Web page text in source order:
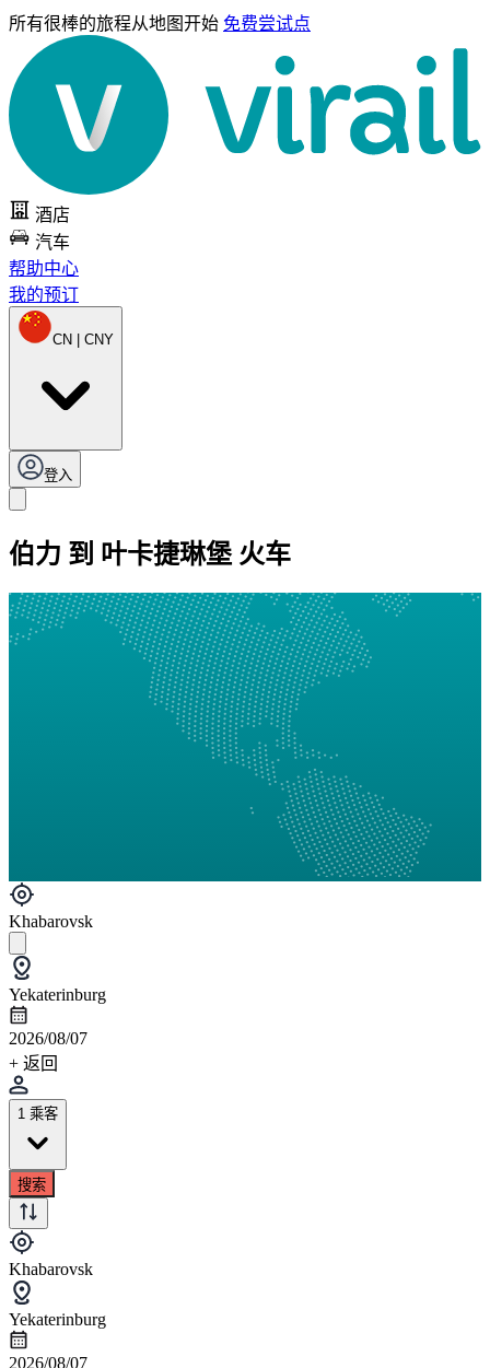
所有很棒的旅程从地图开始 免费尝试点
酒店
汽车
帮助中心
我的预订
CN | CNY
登入
伯力 到 叶卡捷琳堡 火车
Khabarovsk
Yekaterinburg
2026/08/07
+ 返回
1 乘客
搜索
Khabarovsk
Yekaterinburg
2026/08/07